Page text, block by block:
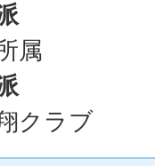
属
クラブ